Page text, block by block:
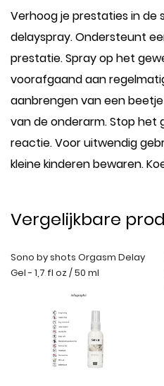
Verhoog je prestaties in de
delayspray. Ondersteunt
prestatie. Spray op het
voorafgaand aan
aanbrengen van een
van de onderarm. Stop het
reactie. Voor uitwendig
kleine kinderen bewaren.
Vergelijkbare
Sono by shots Orgasm Delay
Gel - 1,7 fl oz / 50 ml